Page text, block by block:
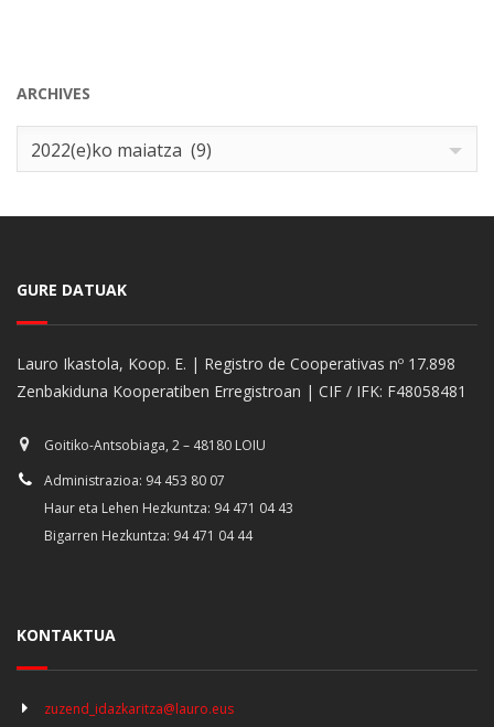
ARCHIVES
Archives
2022(e)ko maiatza (9)
GURE DATUAK
Lauro Ikastola, Koop. E. | Registro de Cooperativas nº 17.898
Zenbakiduna Kooperatiben Erregistroan | CIF / IFK: F48058481
Goitiko-Antsobiaga, 2 – 48180 LOIU
Administrazioa: 94 453 80 07
Haur eta Lehen Hezkuntza: 94 471 04 43
Bigarren Hezkuntza: 94 471 04 44
KONTAKTUA
zuzend_idazkaritza@lauro.eus